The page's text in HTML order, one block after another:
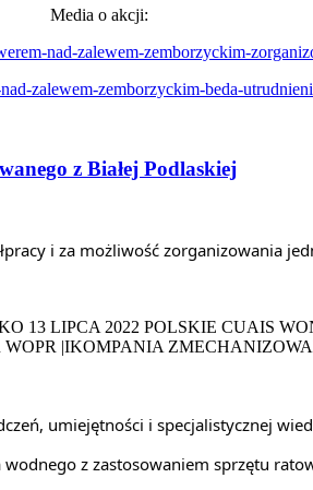
Media o akcji:
nad-zalewem-zemborzyckim-
zalewem-zemborzyckim-beda-
z Białej Podlaskiej
i za możliwość zorganizowania
umiejętności i specjalistycznej
z zastosowaniem sprzętu